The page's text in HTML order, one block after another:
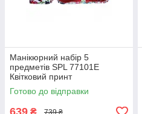
Манікюрний набір 5
предметів SPL 77101E
Квітковий принт
Готово до відправки
739 ₴